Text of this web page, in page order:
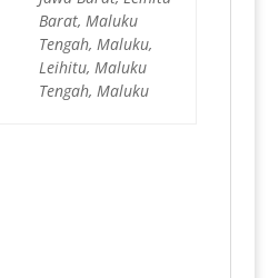
Barat, Maluku
Tengah, Maluku,
Leihitu, Maluku
Tengah, Maluku